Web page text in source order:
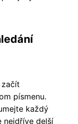
písmenu.
každý
nejdříve delší